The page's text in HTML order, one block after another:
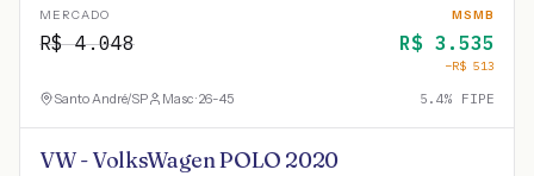
MERCADO
R$4.048
MSMB
R$ 3.535
−R$ 513
Santo André/SP Masc · 26-45 5.4% FIPE
VW - VolksWagen POLO 2020